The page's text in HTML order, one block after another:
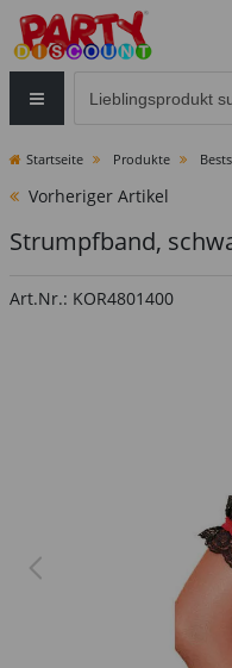
Startseite Produkte
Vorheriger Artikel
Strumpfband,
Art.Nr.: KOR4801400